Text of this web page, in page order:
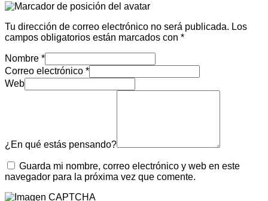
Tu dirección de correo electrónico no será publicada. Los
campos obligatorios están marcados con *
Nombre *
Correo electrónico *
Web
¿En qué estás pensando?
Guarda mi nombre, correo electrónico y web en este
navegador para la próxima vez que comente.